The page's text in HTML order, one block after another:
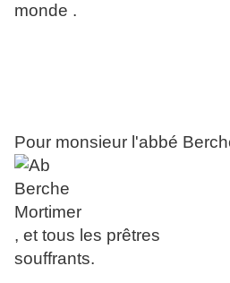
monde .
Pour monsieur l'abbé
, et tous les prêtres
souffrants.